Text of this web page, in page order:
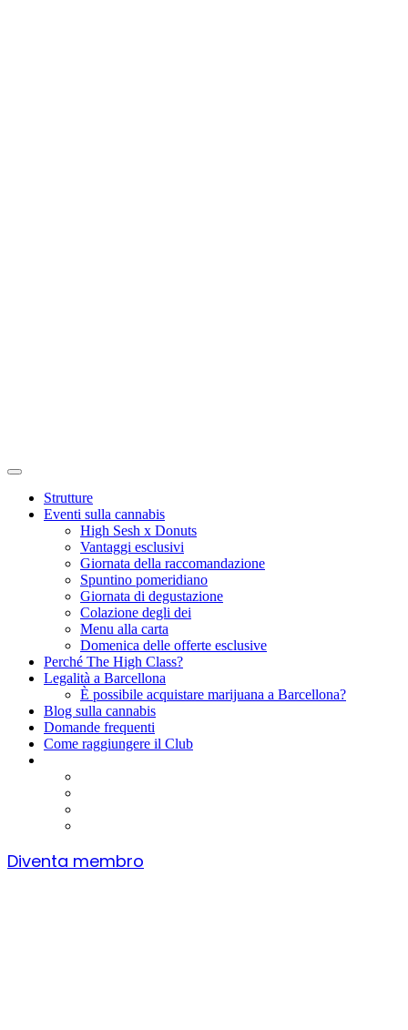
Strutture
Eventi sulla cannabis
High Sesh x Donuts
Vantaggi esclusivi
Giornata della raccomandazione
Spuntino pomeridiano
Giornata di degustazione
Colazione degli dei
Menu alla carta
Domenica delle offerte esclusive
Perché The High Class?
Legalità a Barcellona
È possibile acquistare marijuana a Barcellona?
Blog sulla cannabis
Domande frequenti
Come raggiungere il Club
Diventa membro